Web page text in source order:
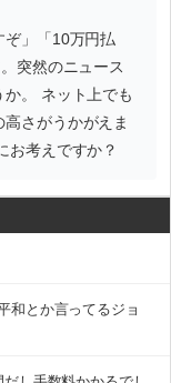
ぞ」「10万円払
突然のニュース
。 ネット上でも
さがうかがえま
お考えですか？
和とか言ってるジョ